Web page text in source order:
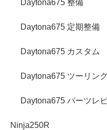
Daytona675 整備
Daytona675 定期整備
Daytona675 カスタム
Daytona675 ツーリン
Daytona675 パーツレ
Ninja250R